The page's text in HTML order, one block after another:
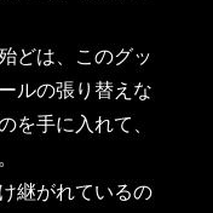
どは、このグッ
ルの張り替えな
を手に入れて、
継がれているの